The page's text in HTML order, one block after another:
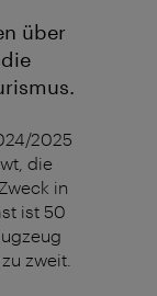
über
2025
die
in
ist 50
zweit.